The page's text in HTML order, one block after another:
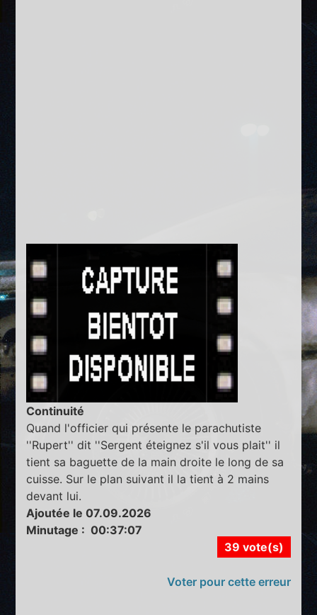
Continuité
Quand l'officier qui présente le parachutiste
''Rupert'' dit ''Sergent éteignez s'il vous plait'' il
tient sa baguette de la main droite le long de sa
cuisse. Sur le plan suivant il la tient à 2 mains
devant lui.
Ajoutée le 07.09.2026
Minutage : 00:37:07
39 vote(s)
Voter pour cette erreur